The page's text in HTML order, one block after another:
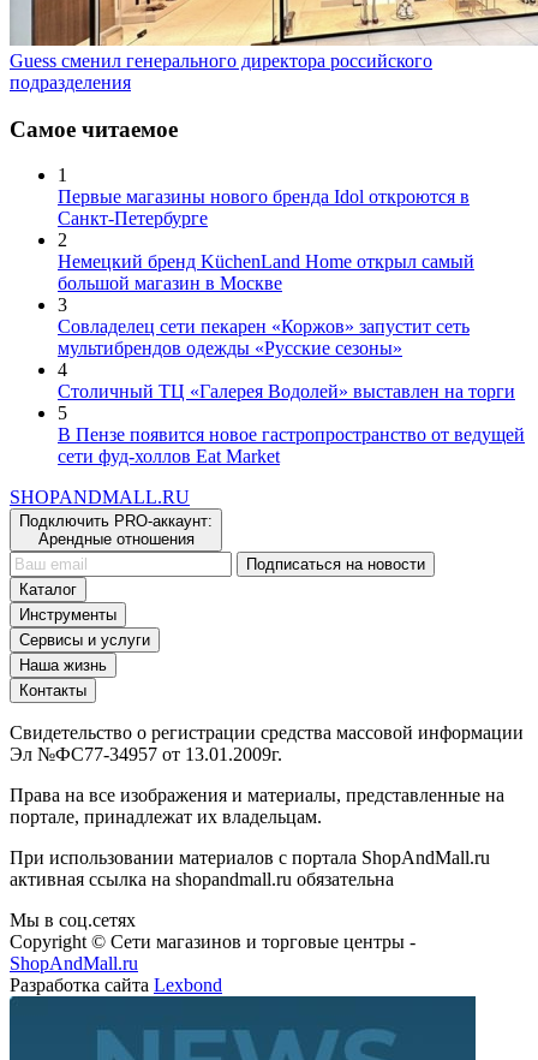
Guess сменил генерального директора российского
подразделения
Самое читаемое
1
Первые магазины нового бренда Idol откроются в
Санкт-Петербурге
2
Немецкий бренд KüchenLand Home открыл самый
большой магазин в Москве
3
Совладелец сети пекарен «Коржов» запустит сеть
мультибрендов одежды «Русские сезоны»
4
Столичный ТЦ «Галерея Водолей» выставлен на торги
5
В Пензе появится новое гастропространство от ведущей
сети фуд-холлов Eat Market
SHOPANDMALL.RU
Подключить PRO-аккаунт:
Арендные отношения
Подписаться на новости
Каталог
Инструменты
Сервисы и услуги
Наша жизнь
Контакты
Свидетельство о регистрации средства массовой информации
Права на все изображения и материалы, представленные на
портале, принадлежат их владельцам.
При использовании материалов с портала ShopAndMall.ru
активная ссылка на shopandmall.ru обязательна
Мы в соц.сетях
Copyright © Сети магазинов и торговые центры -
ShopAndMall.ru
Разработка сайтаLexbond